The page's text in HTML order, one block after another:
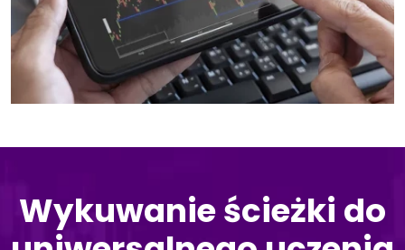
Wykuwanie ścieżki do